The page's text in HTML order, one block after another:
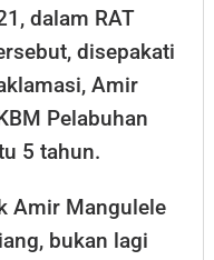
dalam RAT
disepakati
Amir
Pelabuhan
5 tahun.
Amir Mangulele
bukan lagi